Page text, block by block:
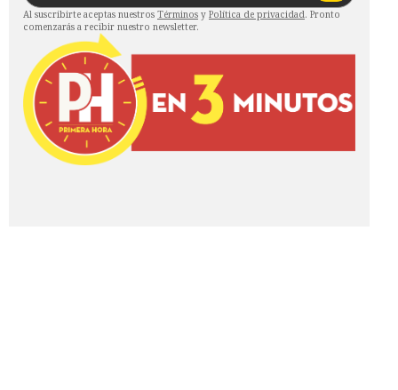
Al suscribirte aceptas nuestros Términos y Política de privacidad. Pronto
comenzarás a recibir nuestro newsletter.